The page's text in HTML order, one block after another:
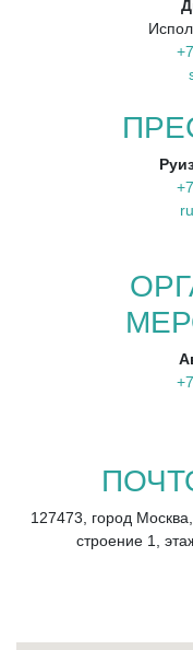
127473, город
строение 1,